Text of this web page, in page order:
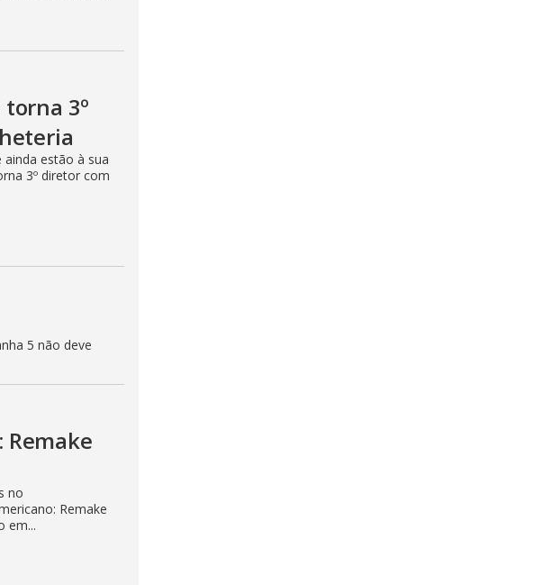
3º
ainda estão à sua
3º diretor com
5 não deve
Remake
no
Remake
em...